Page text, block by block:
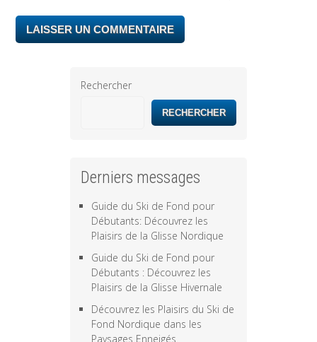
Rechercher
RECHERCHER
Derniers messages
Guide du Ski de Fond pour
Débutants: Découvrez les
Plaisirs de la Glisse Nordique
Guide du Ski de Fond pour
Débutants : Découvrez les
Plaisirs de la Glisse Hivernale
Découvrez les Plaisirs du Ski de
Fond Nordique dans les
Paysages Enneigés